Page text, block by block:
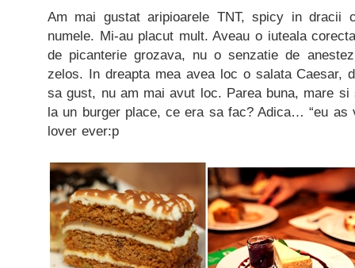
Am mai gustat aripioarele TNT, spicy in dracii
numele. Mi-au placut mult. Aveau o iuteala
de picanterie grozava, nu o senzatie de
zelos. In dreapta mea avea loc o salata Caesar,
sa gust, nu am mai avut loc. Parea buna, mare
la un burger place, ce era sa fac? Adica… “eu as
lover ever:p